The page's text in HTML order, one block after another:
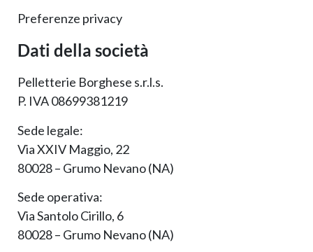
Preferenze privacy
Dati della società
Pelletterie Borghese s.r.l.s.
P. IVA 08699381219
Sede legale:
Via XXIV Maggio, 22
80028 – Grumo Nevano (NA)
Sede operativa:
Via Santolo Cirillo, 6
80028 – Grumo Nevano (NA)